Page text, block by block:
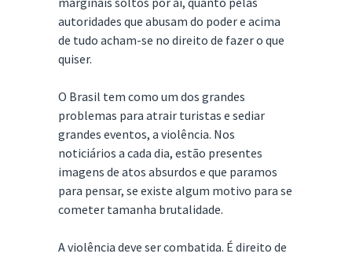
autoridades que abusam do poder e acima
de tudo acham-se no direito de fazer o que
quiser.
O Brasil tem como um dos grandes
problemas para atrair turistas e sediar
grandes eventos, a violência. Nos
noticiários a cada dia, estão presentes
imagens de atos absurdos e que paramos
para pensar, se existe algum motivo para se
cometer tamanha brutalidade.
A violência deve ser combatida. É direito de